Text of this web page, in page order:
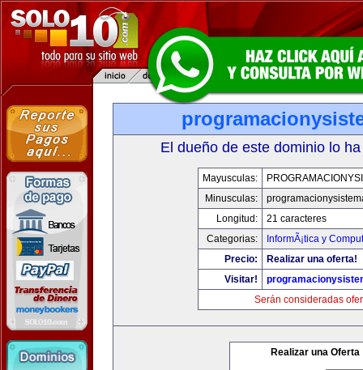
El dueño de este dominio lo
Mayusculas:
Minusculas:
Longitud:
21 caracteres
Categorias:
InformÃ¡tica y
Precio:
Realizar una oferta!
Visitar!
Serán consideradas
Realizar una Oferta